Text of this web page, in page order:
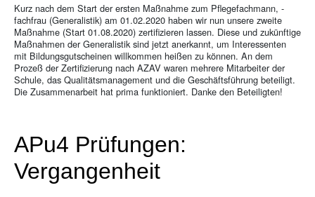
Kurz nach dem Start der ersten Maßnahme zum Pflegefachmann, -
fachfrau (Generalistik) am 01.02.2020 haben wir nun unsere zweite
Maßnahme (Start 01.08.2020) zertifizieren lassen. Diese und zukünftige
Maßnahmen der Generalistik sind jetzt anerkannt, um Interessenten
mit Bildungsgutscheinen willkommen heißen zu können. An dem
Prozeß der Zertifizierung nach AZAV waren mehrere Mitarbeiter der
Schule, das Qualitätsmanagement und die Geschäftsführung beteiligt.
Die Zusammenarbeit hat prima funktioniert. Danke den Beteiligten!
APu4 Prüfungen:
Vergangenheit